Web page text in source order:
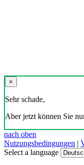
×
Sehr schade,
Aber jetzt können Sie
nach oben
Nutzungsbedingungen |
Select a language